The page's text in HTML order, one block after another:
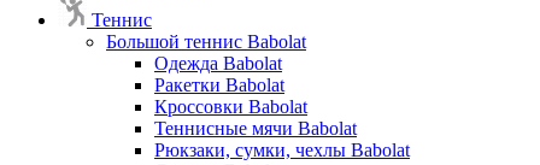
Теннис
Большой теннис Babolat
Одежда Babolat
Ракетки Babolat
Кроссовки Babolat
Теннисные мячи Babolat
Рюкзаки, сумки, чехлы Babolat